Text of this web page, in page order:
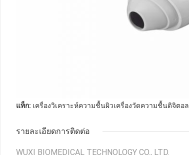
แท็ก: เครื่องวิเคราะห์ความชื้นผิวเครื่องวัดความชื้นดิจิตอล
รายละเอียดการติดต่อ
WUXI BIOMEDICAL TECHNOLOGY CO., LTD.